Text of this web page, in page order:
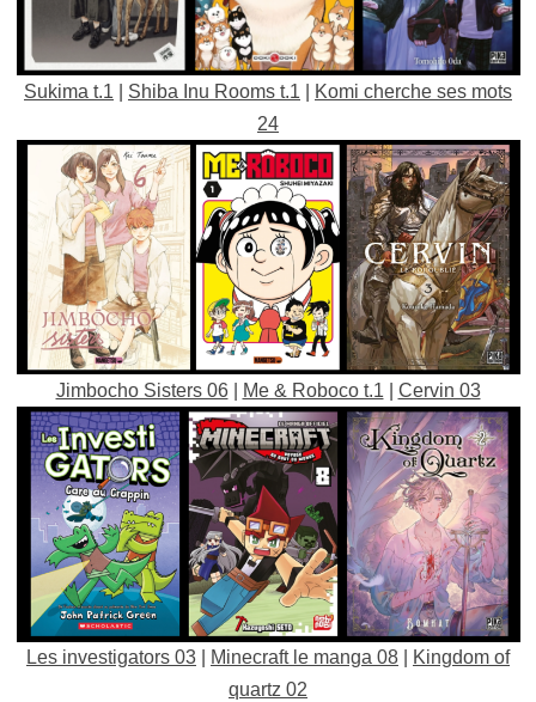
Sukima t.1 Shiba Inu Rooms t.1
Komi cherche ses mots
24
Jimbocho Sisters 06| Me & Roboco t.1| Cervin 03
Les investigators 03 Minecraft le manga 08
Kingdom of
quartz 02